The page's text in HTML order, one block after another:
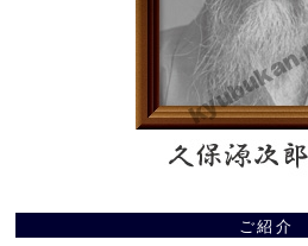
ご紹介